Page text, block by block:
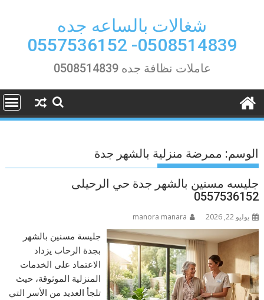
شغالات بالساعه جده
0508514839- 0557536152
عاملات نظافة جده 0508514839
الوسم: ممرضة منزلية بالشهر جدة
جليسه مسنين بالشهر جدة حي الرحيلى
0557536152
يوليو 22, 2026 manora manara
جليسة مسنين بالشهر
بجدة الرحاب يزداد
الاعتماد على الخدمات
المنزلية الموثوقة، حيث
تلجأ العديد من الأسر التي